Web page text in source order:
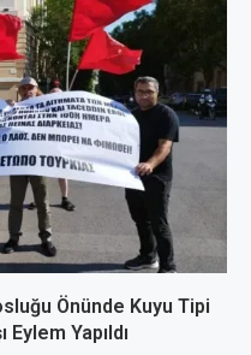
Önünde Kuyu Tipi
Yapıldı